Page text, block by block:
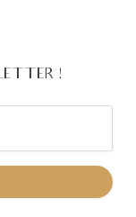
!